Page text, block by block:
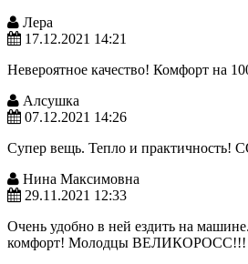
Лера
17.12.2021 14:21
Невероятное качество! Комфорт на
Алсушка
07.12.2021 14:26
Супер вещь. Тепло и
Нина Максимовна
29.11.2021 12:33
Очень удобно в ней ездить на
комфорт! Молодцы ВЕЛИКОРОСС!!!